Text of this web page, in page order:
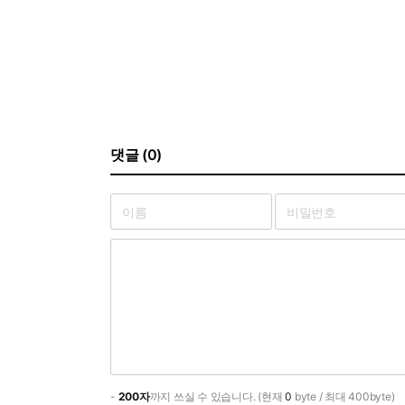
댓글 (0)
- 200자까지 쓰실 수 있습니다. (현재0 byte / 최대 400byte)